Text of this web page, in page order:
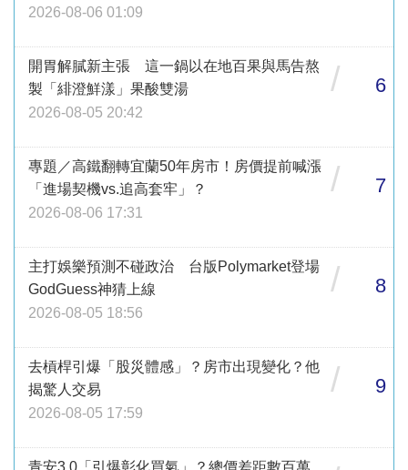
2026-08-06 01:09
開胃解膩新主張 這一鍋以在地百果與馬告熬
製「緋澄鮮漾」果酸雙湯
2026-08-05 20:42
/ 6
專題／高鐵翻轉宜蘭50年房市！房價提前喊漲
「進場契機vs.追高套牢」？
2026-08-06 17:31
/ 7
主打娛樂預測不碰政治 台版Polymarket登場
GodGuess神猜上線
2026-08-05 18:56
/ 8
去槓桿引爆「股災體感」？房市出現變化？他
揭驚人交易
2026-08-05 17:59
/ 9